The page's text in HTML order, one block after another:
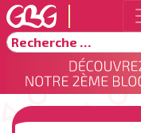
Rechercher